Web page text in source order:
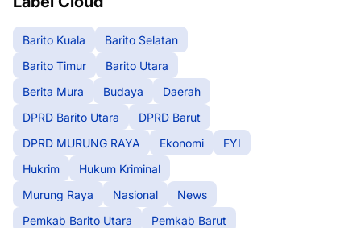
Barito Kuala
Barito Selatan
Barito Timur
Barito Utara
Berita Mura
Budaya
Daerah
DPRD Barito Utara
DPRD Barut
DPRD MURUNG RAYA
Ekonomi
FYI
Hukrim
Hukum Kriminal
Murung Raya
Nasional
News
Pemkab Barito Utara
Pemkab Barut